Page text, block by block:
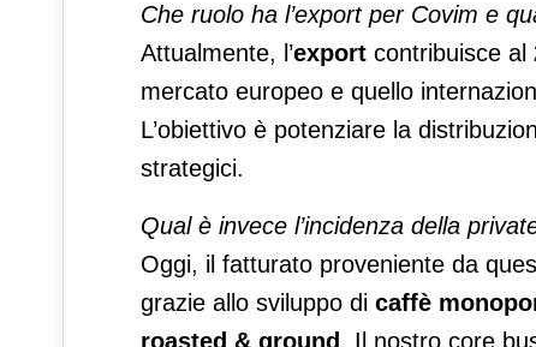
Che ruolo ha l’export per Covim e
Attualmente, l’export contribuisce al
mercato europeo e quello
L’obiettivo è potenziare la
strategici.
Qual è invece l’incidenza della
Oggi, il fatturato proveniente da
grazie allo sviluppo di caffè
roasted & ground. Il nostro core